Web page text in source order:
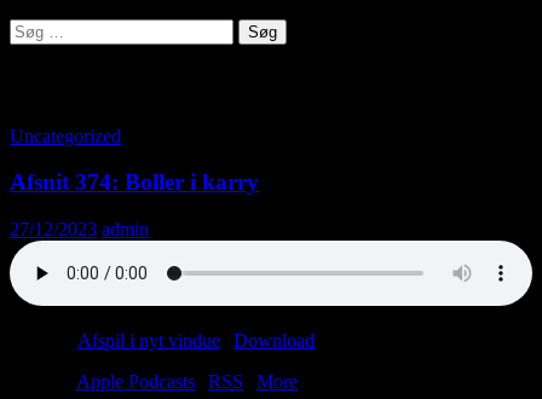
Søg
efter:
Uncategorized
Afsnit 374: Boller i karry
27/12/2023 admin
Afspil i nyt vindue Download
Apple Podcasts RSS
More